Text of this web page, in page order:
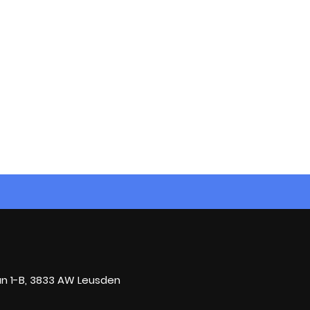
1-B, 3833 AW Leusden